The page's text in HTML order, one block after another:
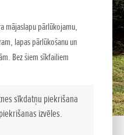
mājaslapu pārlūkojamu,
lapas pārlūkošanu un
Bez šiem sīkfailiem
sīkdatņu piekrišana
izvēles.